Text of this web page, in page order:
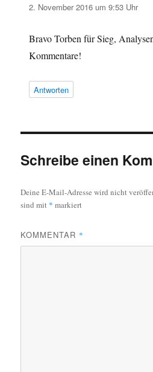
2. November 2016 um 9:53 Uhr
Bravo Torben für Sieg,
Kommentare!
Antworten
Schreibe einen
Deine E-Mail-Adresse wird nicht
sind mit * markiert
KOMMENTAR *